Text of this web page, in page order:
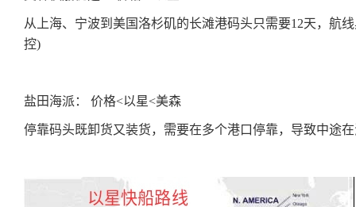
从上海、宁波到美国洛杉矶的长滩港码头只需要12天，航
控)
盐田海派： 价格<以星<美森
停靠码头既卸货又装货，需要在多个港口停靠，导致中途